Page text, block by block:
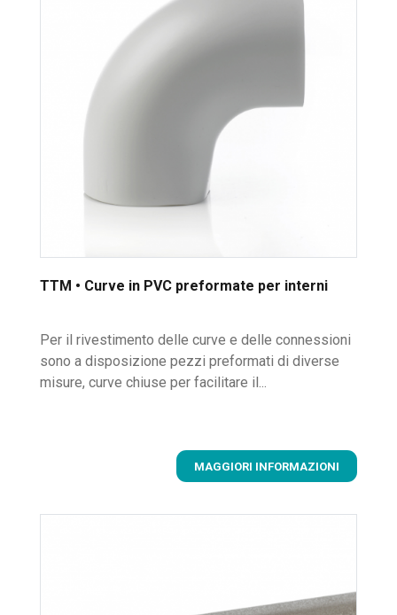
TTM • Curve in PVC preformate per interni
Per il rivestimento delle curve e delle connessioni
sono a disposizione pezzi preformati di diverse
misure, curve chiuse per facilitare il...
MAGGIORI INFORMAZIONI